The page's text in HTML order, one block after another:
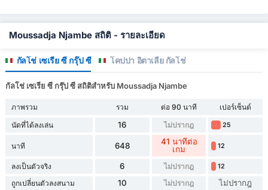
Moussadja Njambe สถิติ - รายละเอียด
กัลโช่ เซเรีย ซี กรุ๊ป ซี โคปปา อิตาเลีย กัลโช่
กัลโช่ เซเรีย ซี กรุ๊ป ซี สถิติสำหรับ Moussadja Njambe
ภาพรวม รวม ต่อ 90 นาที
เปอร์เซ็นต์
นัดที่ได้ลงเล่น
16 ไม่ปรากฎ 25
นาที 648
41 นาทีต่อ
เกม
12
ลงเป็นตัวจริง 6 ไม่ปรากฎ 12
ถูกเปลี่ยนตัวลงสนาม 10 ไม่ปรากฎ ไม่ปรากฎ